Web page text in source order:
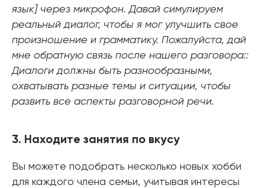
язык] через микрофон. Давай симулируем
реальный диалог, чтобы я мог улучшить свое
произношение и грамматику. Пожалуйста, дай
мне обратную связь после нашего разговора::
Диалоги должны быть разнообразными,
охватывать разные темы и ситуации, чтобы
развить все аспекты разговорной речи.
3. Находите занятия по вкусу
Вы можете подобрать несколько новых хобби
для каждого члена семьи, учитывая интересы